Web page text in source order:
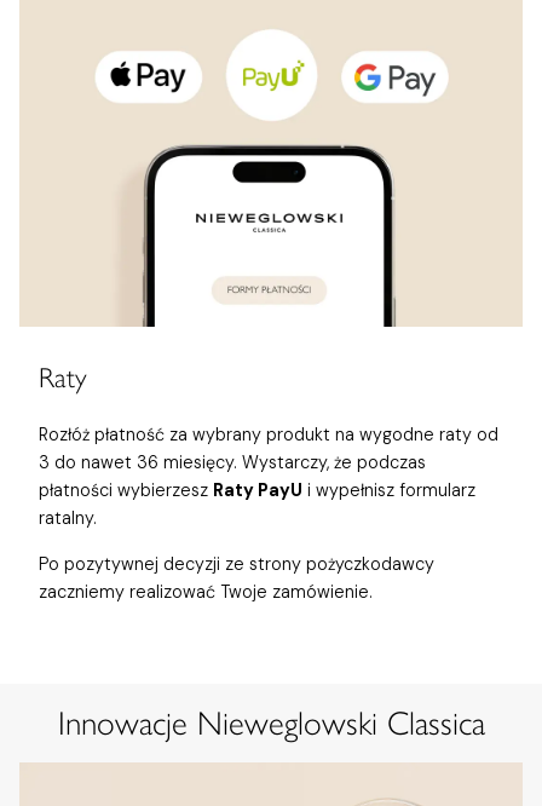
Raty
Rozłóż płatność za wybrany produkt na wygodne raty od
3 do nawet 36 miesięcy. Wystarczy, że podczas
płatności wybierzesz Raty PayU i wypełnisz formularz
ratalny.
Po pozytywnej decyzji ze strony pożyczkodawcy
zaczniemy realizować Twoje zamówienie.
Innowacje Nieweglowski Classica